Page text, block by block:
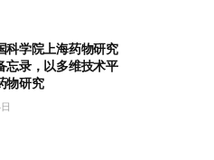
科学院上海药物研究
忘录，以多维技术平
物研究